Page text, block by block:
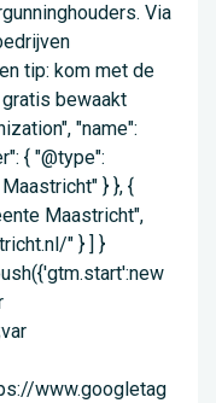
Via
tip: kom met de
bewaakt
"name":
{ "@type":
} }, {
Maastricht",
" } ] }
www.googletag